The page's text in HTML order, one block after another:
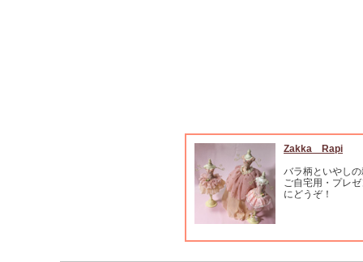
Zakka Rapi
バラ柄といやし
ご自宅用・プレ
にどうぞ！